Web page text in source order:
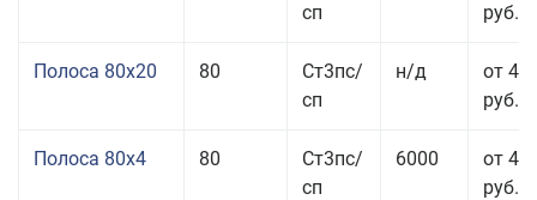
сп
руб.
Полоса 80x20 80
Ст3пс/
сп
н/д
от 49
руб.
Полоса 80x4 80
Ст3пс/
сп
6000
от 42
руб.